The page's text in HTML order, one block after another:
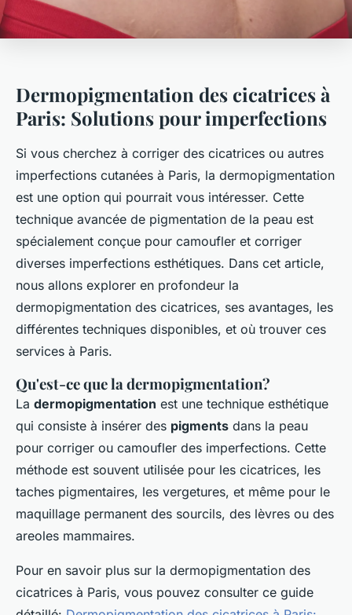
Dermopigmentation des cicatrices à
Paris: Solutions pour imperfections
Si vous cherchez à corriger des cicatrices ou autres
imperfections cutanées à Paris, la dermopigmentation
est une option qui pourrait vous intéresser. Cette
technique avancée de pigmentation de la peau est
spécialement conçue pour camoufler et corriger
diverses imperfections esthétiques. Dans cet article,
nous allons explorer en profondeur la
dermopigmentation des cicatrices, ses avantages, les
différentes techniques disponibles, et où trouver ces
services à Paris.
Qu'est-ce que la dermopigmentation?
La dermopigmentation est une technique esthétique
qui consiste à insérer des pigments dans la peau
pour corriger ou camoufler des imperfections. Cette
méthode est souvent utilisée pour les cicatrices, les
taches pigmentaires, les vergetures, et même pour le
maquillage permanent des sourcils, des lèvres ou des
areoles mammaires.
Pour en savoir plus sur la dermopigmentation des
cicatrices à Paris, vous pouvez consulter ce guide